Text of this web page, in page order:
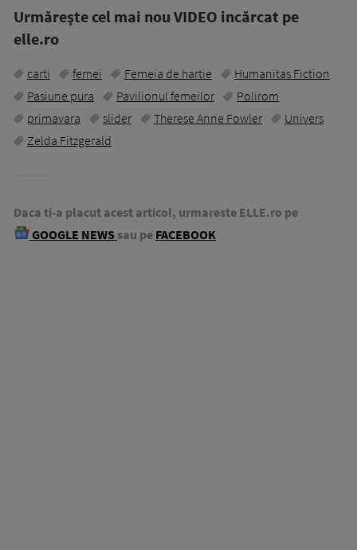
Urmăreşte cel mai nou VIDEO incărcat pe
elle.ro
carti femei Femeia de hartie
Humanitas Fiction
Pasiune pura
Pavilionul femeilor
Polirom
primavara
slider Therese Anne Fowler
Univers
Zelda Fitzgerald
Daca ti-a placut acest articol, urmareste ELLE.ro pe
GOOGLE NEWS sau pe FACEBOOK